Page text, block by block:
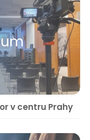
v centru Prahy